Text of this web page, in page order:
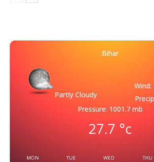
Bihar
Partly Cloudy
Wind:
Pressure: 1001.7 mb
27.7 °c
MON TUE WED THU